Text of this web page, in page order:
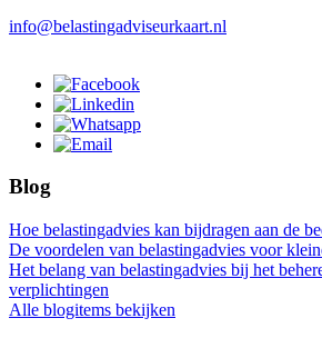
info@belastingadviseurkaart.nl
Blog
Hoe belastingadvies kan bijdragen aan de
De voordelen van belastingadvies voor
Het belang van belastingadvies bij het
verplichtingen
Alle blogitems bekijken